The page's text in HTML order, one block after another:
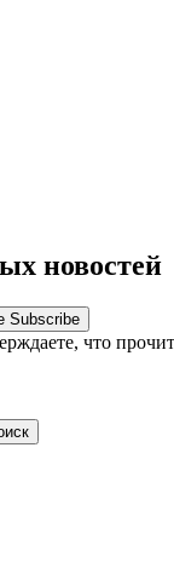
новостей
Subscribe
что